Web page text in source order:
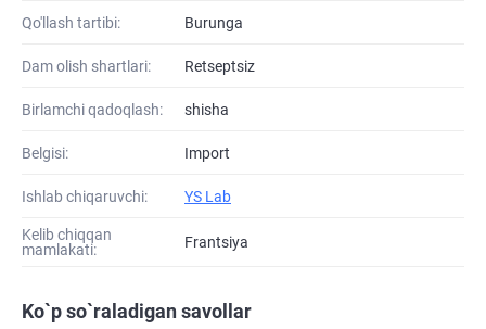
Qo'llash tartibi: Burunga
Dam olish shartlari: Retseptsiz
Birlamchi qadoqlash: shisha
Belgisi: Import
Ishlab chiqaruvchi: YS Lab
Kelib chiqqan
mamlakati:
Frantsiya
Ko`p so`raladigan savollar